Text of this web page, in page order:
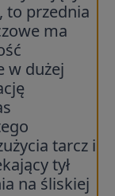
to przednia
ma
w dużej
tarcz i
tył
na śliskiej